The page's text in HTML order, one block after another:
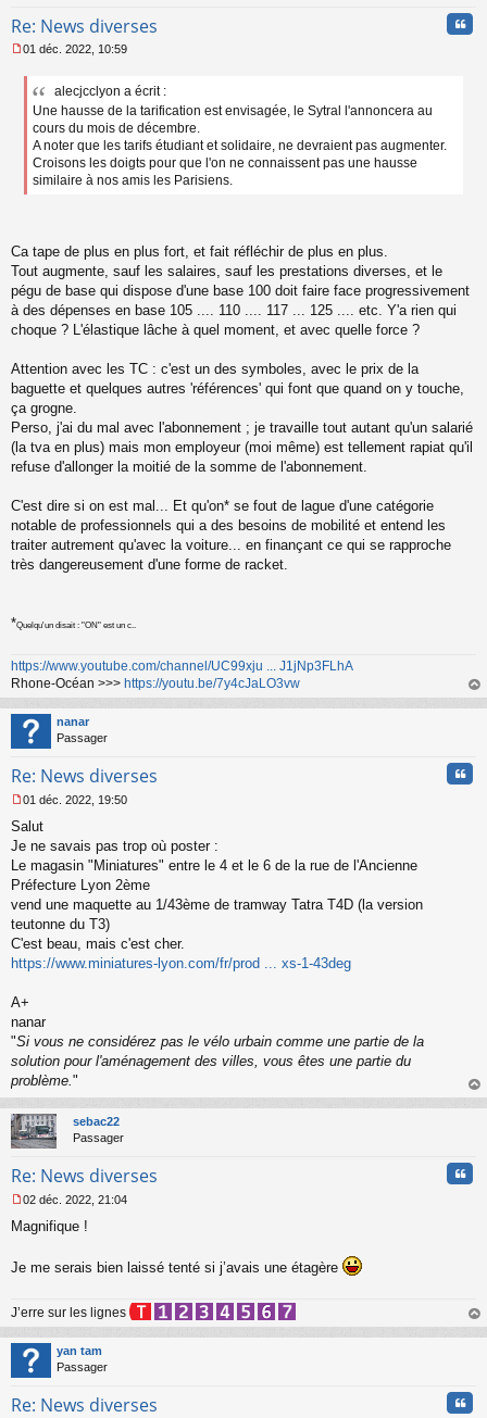
Re: News diverses
e
01 déc. 2022, 10:59
alecjcclyon a écrit :
Une hausse de la tarification est envisagée, le Sytral l'annoncera au
cours du mois de décembre.
A noter que les tarifs étudiant et solidaire, ne devraient pas augmenter.
Croisons les doigts pour que l'on ne connaissent pas une hausse
similaire à nos amis les Parisiens.
Ca tape de plus en plus fort, et fait réfléchir de plus en plus.
Tout augmente, sauf les salaires, sauf les prestations diverses, et le
pégu de base qui dispose d'une base 100 doit faire face progressivement
à des dépenses en base 105 .... 110 .... 117 ... 125 .... etc. Y'a rien qui
choque ? L'élastique lâche à quel moment, et avec quelle force ?
Attention avec les TC : c'est un des symboles, avec le prix de la
baguette et quelques autres 'références' qui font que quand on y touche,
ça grogne.
Perso, j'ai du mal avec l'abonnement ; je travaille tout autant qu'un salarié
(la tva en plus) mais mon employeur (moi même) est tellement rapiat qu'il
refuse d'allonger la moitié de la somme de l'abonnement.
C'est dire si on est mal... Et qu'on* se fout de lague d'une catégorie
notable de professionnels qui a des besoins de mobilité et entend les
traiter autrement qu'avec la voiture... en finançant ce qui se rapproche
très dangereusement d'une forme de racket.
*Quelqu'un disait : "ON" est un c..
https://www.youtube.com/channel/UC99xju ... J1jNp3FLhA
Rhone-Océan >>> https://youtu.be/7y4cJaLO3vw
au
nanar
Passager
Re: News diverses
e
s
s
a
g
e
n
o
n
01 déc. 2022, 19:50
Salut
Je ne savais pas trop où poster :
Le magasin "Miniatures" entre le 4 et le 6 de la rue de l'Ancienne
Préfecture Lyon 2ème
vend une maquette au 1/43ème de tramway Tatra T4D (la version
teutonne du T3)
C'est beau, mais c'est cher.
https://www.miniatures-lyon.com/fr/prod ... xs-1-43deg
A+
nanar
"Si vous ne considérez pas le vélo urbain comme une partie de la
solution pour l'aménagement des villes, vous êtes une partie du
problème."
au
sebac22
Passager
Re: News diverses
e
a
e
n
o
n
02 déc. 2022, 21:04
Magnifique !
Je me serais bien laissé tenté si j’avais une étagère
J’erre sur les lignes
au
yan tam
Passager
Re: News diverses